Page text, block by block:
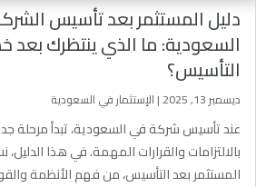
دليل المستثمر بعد تأسيس
السعودية: ما الذي ينتظرك بعد
التأسيس؟
ديسمبر 13, 2025 | الإستثمار في السعودية
عند تأسيس شركة في السعودية، تبدأ مرحلة
بالالتزامات والقرارات المهمة. في هذا
المستثمر بعد التأسيس، من فهم الأنظمة